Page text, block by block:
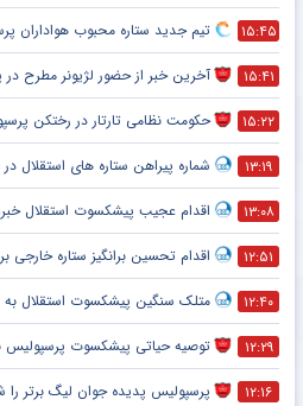
۱۵:۴۵ تیم جدید ستاره محبوب هواداران
۱۵:۴۱ آخرین خبر از حضور لژیونر مطرح
۱۵:۲۲ حکومت نظامی تارتار در رختکن
۱۳:۱۹ شماره پیراهن ستاره های استقلال
۱۳:۰۸ اقدام عجیب پیشکسوت استقلال
۱۲:۵۱ اقدام تحسین برانگیز ستاره خارجی
۱۲:۴۰ متلک سنگین پیشکسوت استقلال به اقدام
۱۲:۲۹ توصیه حیاتی پیشکسوت پرسپولیس
۱۲:۱۶ پرسپولیس پدیده جوان لیگ برتر را